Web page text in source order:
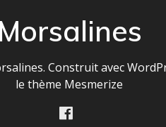
Morsalines
Construit avec
lethème Mesmerize